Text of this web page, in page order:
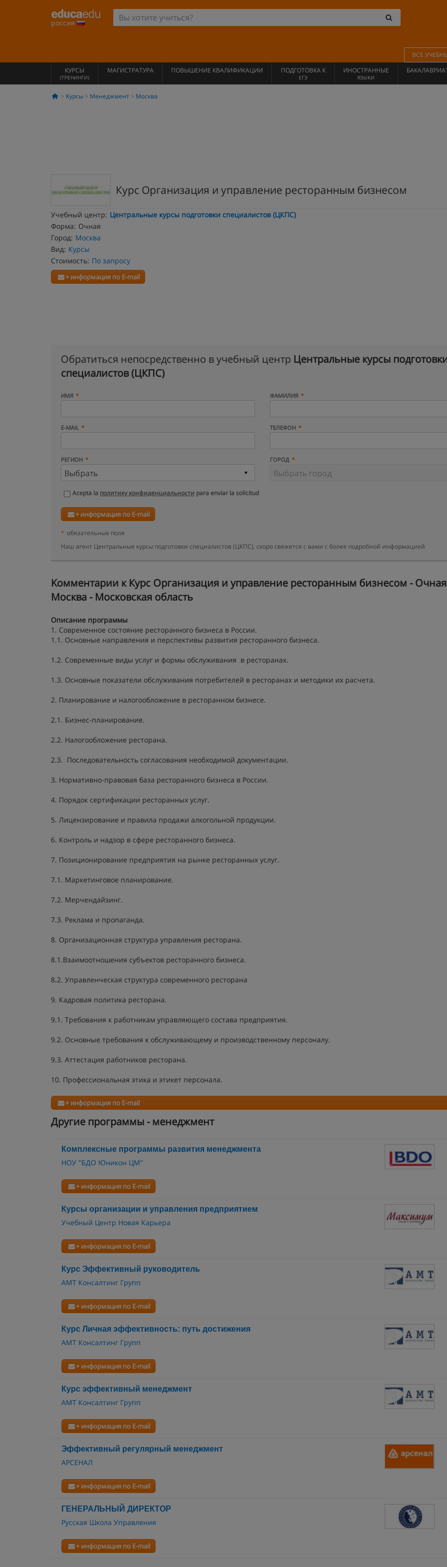
россия
ВСЕ
КУРСЫ
(ТРЕНИНГИ)
МАГИСТРАТУРА ПОВЫШЕНИЕ КВАЛИФИКАЦИИ ПОДГОТОВКА К
ЕГЭ
ИНОСТРАННЫЕ
ЯЗЫКИ
Курсы Менеджмент Москва
Курс Организация и управление ресторанным бизнесом
Учебный центр: Центральные курсы подготовки специалистов (ЦКПС)
Форма: Очная
Город: Москва
Вид: Курсы
Стоимость: По запросу
+ информация по E-mail
Обратиться непосредственно в учебный центр Центральные курсы
специалистов (ЦКПС)
ИМЯ ФАМИЛИЯ
E-MAIL ТЕЛЕФОН
РЕГИОН ГОРОД
Acepta la политику конфиденциальности para enviar la solicitud
+ информация по E-mail
* обязательные поля
Наш агент Центральные курсы подготовки специалистов (ЦКПС), скоро свяжется с вами с более подробной информацией
Kомментарии к Курс Организация и управление ресторанным бизнесом -
Москва - Московская область
Описание программы
1. Современное состояние ресторанного бизнеса в России.
1.1. Основные направления и перспективы развития ресторанного бизнеса.
1.2. Современные виды услуг и формы обслуживания в ресторанах.
1.3. Основные показатели обслуживания потребителей в ресторанах и методики их расчета.
2. Планирование и налогообложение в ресторанном бизнесе.
2.1. Бизнес-планирование.
2.2. Налогообложение ресторана.
2.3. Последовательность согласования необходимой документации.
3. Нормативно-правовая база ресторанного бизнеса в России.
4. Порядок сертификации ресторанных услуг.
5. Лицензирование и правила продажи алкогольной продукции.
6. Контроль и надзор в сфере ресторанного бизнеса.
7. Позиционирование предприятия на рынке ресторанных услуг.
7.1. Маркетинговое планирование.
7.2. Мерчендайзинг.
7.3. Реклама и пропаганда.
8. Организационная структура управления ресторана.
8.1.Взаимоотношения субъектов ресторанного бизнеса.
8.2. Управленческая структура современного ресторана
9. Кадровая политика ресторана.
9.1. Требования к работникам управляющего состава предприятия.
9.2. Основные требования к обслуживающему и производственному персоналу.
9.3. Аттестация работников ресторана.
10. Профессиональная этика и этикет персонала.
+ информация по E-mail
Другие программы - менеджмент
Комплексные программы развития менеджмента
НОУ "БДО Юникон ЦМ"
+ информация по E-mail
Курсы организации и управления предприятием
Учебный Центр Новая Карьера
+ информация по E-mail
Курс Эффективный руководитель
АМТ Консалтинг Групп
+ информация по E-mail
Курс Личная эффективность: путь достижения
АМТ Консалтинг Групп
+ информация по E-mail
Курс эффективный менеджмент
АМТ Консалтинг Групп
+ информация по E-mail
Эффективный регулярный менеджмент
АРСЕНАЛ
+ информация по E-mail
ГЕНЕРАЛЬНЫЙ ДИРЕКТОР
Русская Школа Управления
+ информация по E-mail